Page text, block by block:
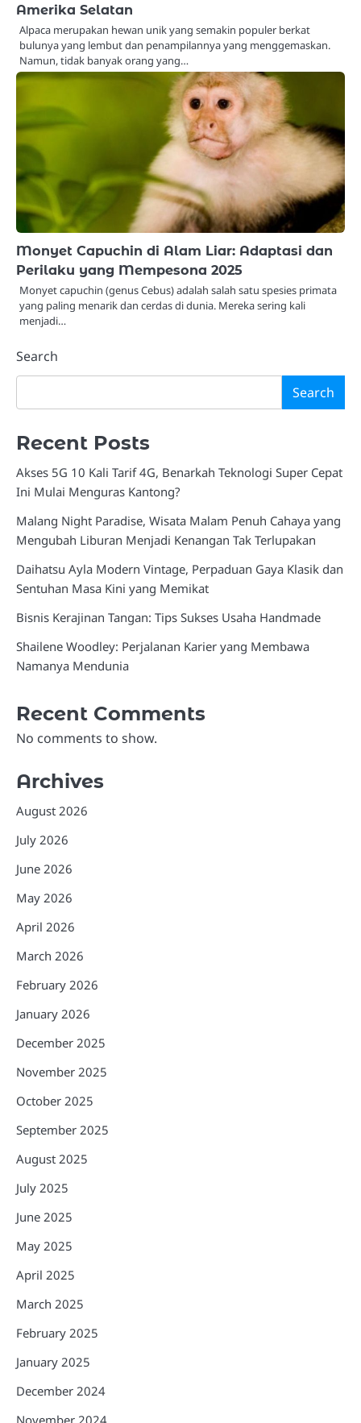
Amerika Selatan
Alpaca merupakan hewan unik yang semakin populer berkat
bulunya yang lembut dan penampilannya yang menggemaskan.
Namun, tidak banyak orang yang…
Monyet Capuchin di Alam Liar: Adaptasi dan
Perilaku yang Mempesona 2025
Monyet capuchin (genus Cebus) adalah salah satu spesies primata
yang paling menarik dan cerdas di dunia. Mereka sering kali
menjadi…
Search
Search
Recent Posts
Akses 5G 10 Kali Tarif 4G, Benarkah Teknologi Super Cepat
Ini Mulai Menguras Kantong?
Malang Night Paradise, Wisata Malam Penuh Cahaya yang
Mengubah Liburan Menjadi Kenangan Tak Terlupakan
Daihatsu Ayla Modern Vintage, Perpaduan Gaya Klasik dan
Sentuhan Masa Kini yang Memikat
Bisnis Kerajinan Tangan: Tips Sukses Usaha Handmade
Shailene Woodley: Perjalanan Karier yang Membawa
Namanya Mendunia
Recent Comments
No comments to show.
Archives
August 2026
July 2026
June 2026
May 2026
April 2026
March 2026
February 2026
January 2026
December 2025
November 2025
October 2025
September 2025
August 2025
July 2025
June 2025
May 2025
April 2025
March 2025
February 2025
January 2025
December 2024
November 2024